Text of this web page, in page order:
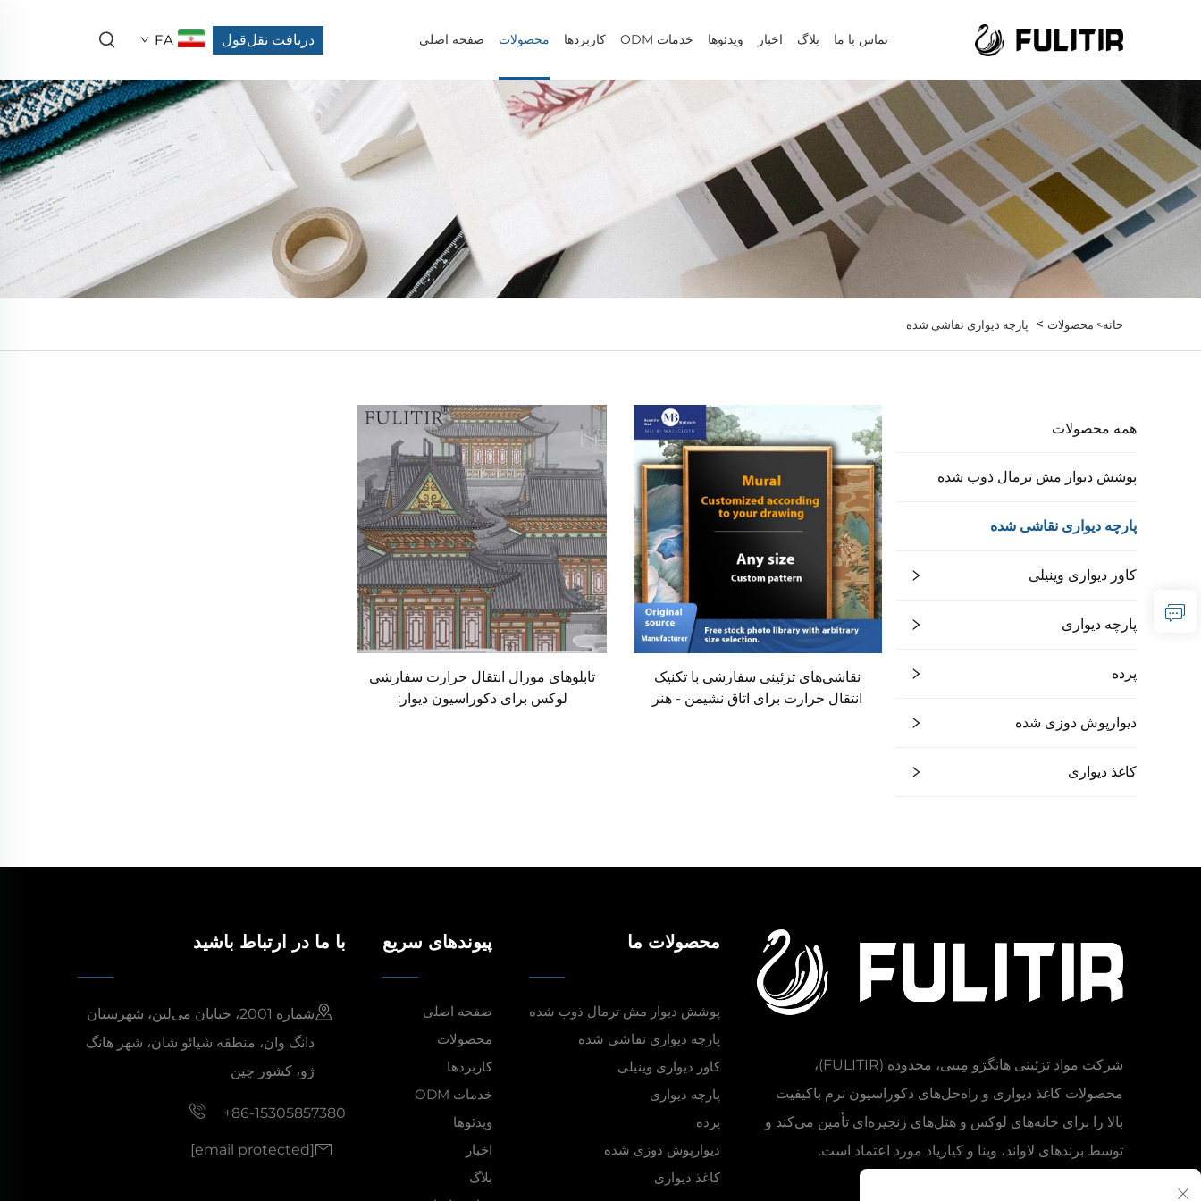
صفحه اصلی محصولات کاربردها خدمات ODM ویدئوها اخبار بلاگ تماس با ما دریافت نقل‌قول FA
خانه> محصولات > پارچه دیواری نقاشی شده
همه محصولات
پوشش دیوار مش ترمال ذوب شده
پارچه دیواری نقاشی شده
کاور دیواری وینیلی
پارچه دیواری
پرده
دیوارپوش دوزی شده
کاغذ دیواری
نقاشی‌های تزئینی سفارشی با تکنیک
انتقال حرارت برای اتاق نشیمن - هنر
تابلوهای مورال انتقال حرارت سفارشی
لوکس برای دکوراسیون دیوار:
شرکت مواد تزئینی هانگژو مِیبی، محدوده (FULITIR)،
محصولات کاغذ دیواری و راه‌حل‌های دکوراسیون نرم باکیفیت
بالا را برای خانه‌های لوکس و هتل‌های زنجیره‌ای تأمین می‌کند و
توسط برندهای لاواند، وینا و کیاریاد مورد اعتماد است.
محصولات ما
پوشش دیوار مش ترمال ذوب شده
پارچه دیواری نقاشی شده
کاور دیواری وینیلی
پارچه دیواری
پرده
دیوارپوش دوزی شده
کاغذ دیواری
پیوندهای سریع
صفحه اصلی
محصولات
کاربردها
خدمات ODM
ویدئوها
اخبار
بلاگ
با ما در ارتباط باشید
شماره 2001، خیابان می‌لین، شهرستان
دانگ وان، منطقه شیائو شان، شهر هانگ
ژو، کشور چین
+86-15305857380
[email protected]